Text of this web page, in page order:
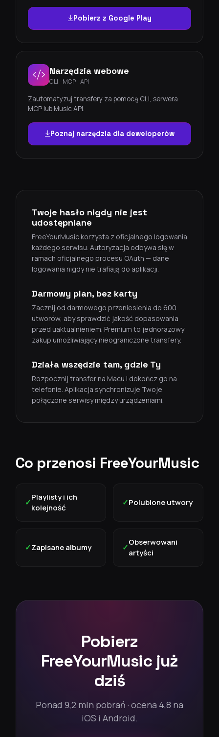
Pobierz z Google Play
Narzędzia webowe
CLI · MCP · API
Zautomatyzuj transfery za pomocą CLI, serwera
MCP lub Music API.
Poznaj narzędzia dla deweloperów
Twoje hasło nigdy nie jest
udostępniane
FreeYourMusic korzysta z oficjalnego logowania
każdego serwisu. Autoryzacja odbywa się w
ramach oficjalnego procesu OAuth — dane
logowania nigdy nie trafiają do aplikacji.
Darmowy plan, bez karty
Zacznij od darmowego przeniesienia do 600
utworów, aby sprawdzić jakość dopasowania
przed uaktualnieniem. Premium to jednorazowy
zakup umożliwiający nieograniczone transfery.
Działa wszędzie tam, gdzie Ty
Rozpocznij transfer na Macu i dokończ go na
telefonie. Aplikacja synchronizuje Twoje
połączone serwisy między urządzeniami.
Co przenosi FreeYourMusic
✓
Playlisty i ich
kolejność
✓Polubione utwory
✓Zapisane albumy ✓
Obserwowani
artyści
Pobierz
FreeYourMusic już
dziś
Ponad 9,2 mln pobrań · ocena 4,8 na
iOS i Android.